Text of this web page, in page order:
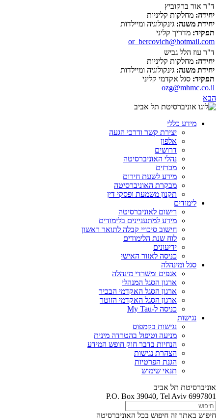
ד"ר אור ברקוביץ
יחידה: מחלקות קליניות
יחידת משנה: גינקולוגיה ומיילדות
תפקיד: מדריך קליני
or_bercovich@hotmail.com
ד"ר עוז הלל גביש
יחידה: מחלקות קליניות
יחידת משנה: גינקולוגיה ומיילדות
תפקיד: סגל אקדמי קליני
ozg@mhmc.co.il
הבא
מידע כללי
יצירת קשר ודרכי הגעה
אלפון
דרושים
נהלי האוניברסיטה
מכרזים
מידע לשעת חירום
מבקרת האוניברסיטה
תקנון משמעת ופסקי דין
לימודים
רישום לאוניברסיטה
מידע למתעניינים בלימודים
חישוב סיכויי קבלה לתואר ראשון
לוח שנת הלימודים
ידיעונים
כניסה לאזור האישי
סגל ומינהלה
אגפים ומשרדי מינהלה
ארגון הסגל המנהלי
ארגון הסגל האקדמי הבכיר
ארגון הסגל האקדמי הזוטר
כניסה ל-My Tau
נגישות
נגישות בקמפוס
מניעה וטיפול בהטרדה מינית
הנחיות בדבר חוק חופש המידע
הצהרת נגישות
הגנת הפרטיות
תנאי שימוש
אוניברסיטת תל אביב
P.O. Box 39040, Tel Aviv 6997801
חיפוש באתר זה חיפוש בכל האוניברסיטה